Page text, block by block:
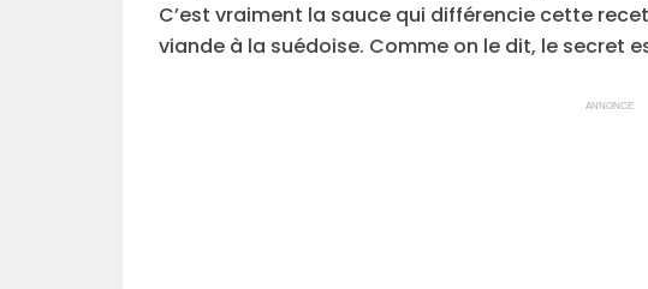
C’est vraiment la sauce qui différencie cette
viande à la suédoise. Comme on le dit, le secret
ANNONCE